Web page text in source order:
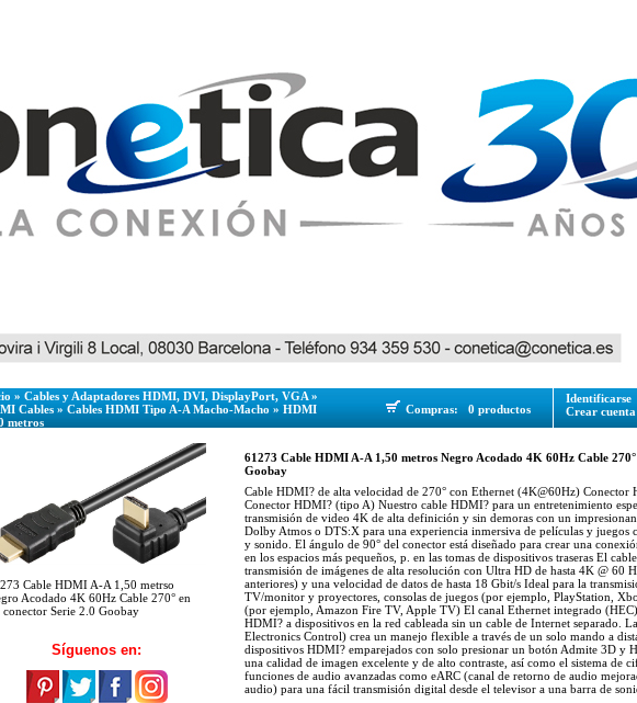
» Cables y Adaptadores HDMI, DVI, DisplayPort, VGA »
Cables » Cables HDMI Tipo A-A Macho-Macho » HDMI
metros
Compras: 0 productos
Identificarse
Crear cuenta
Cable HDMI A-A 1,50 metrso
Acodado 4K 60Hz Cable 270° en
conector Serie 2.0 Goobay
Síguenos en:
61273 Cable HDMI A-A 1,50 metros Negro Acodado 4K 60Hz Cable
Goobay
Cable HDMI? de alta velocidad de 270° con Ethernet (4K@60Hz)
Conector HDMI? (tipo A) Nuestro cable HDMI? para un entretenimiento
transmisión de video 4K de alta definición y sin demoras con un
Dolby Atmos o DTS:X para una experiencia inmersiva de películas y juegos
y sonido. El ángulo de 90° del conector está diseñado para crear una
en los espacios más pequeños, p. en las tomas de dispositivos traseras El
transmisión de imágenes de alta resolución con Ultra HD de hasta 4K @ 60
anteriores) y una velocidad de datos de hasta 18 Gbit/s Ideal para la
TV/monitor y proyectores, consolas de juegos (por ejemplo, PlayStation,
(por ejemplo, Amazon Fire TV, Apple TV) El canal Ethernet integrado
HDMI? a dispositivos en la red cableada sin un cable de Internet separado.
Electronics Control) crea un manejo flexible a través de un solo mando a
dispositivos HDMI? emparejados con solo presionar un botón Admite 3D y
una calidad de imagen excelente y de alto contraste, así como el sistema de
funciones de audio avanzadas como eARC (canal de retorno de audio
audio) para una fácil transmisión digital desde el televisor a una barra de